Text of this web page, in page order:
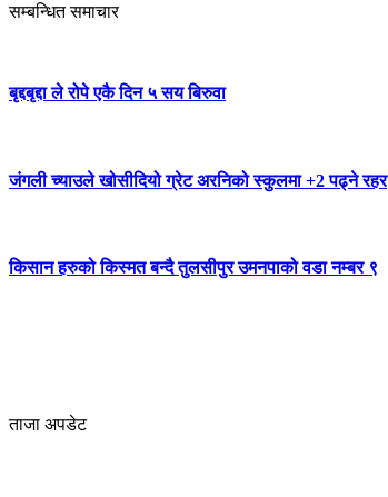
सम्बन्धित समाचार
बृद्दबृद्दा ले रोपे एकै दिन ५ सय बिरुवा
जंगली च्याउले खोसीदियो ग्रेट अरनिको स्कुलमा +2 पढ्ने रहर
किसान हरुको किस्मत बन्दै तुलसीपुर उमनपाको वडा नम्बर ९
ताजा अपडेट